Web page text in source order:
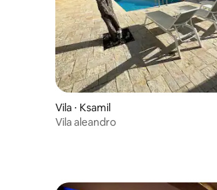
Vila ⋅ Ksamil
Vila aleandro